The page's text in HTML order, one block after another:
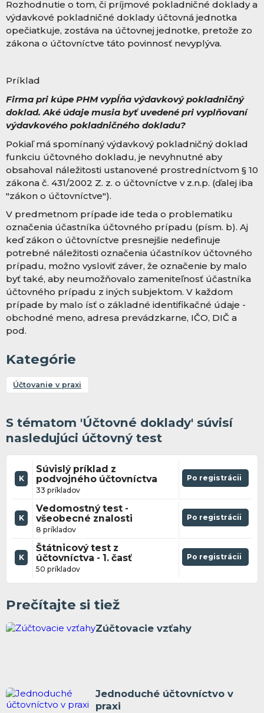
Rozhodnutie o tom, či príjmové pokladničné doklady a
výdavkové pokladničné doklady účtovná jednotka
opečiatkuje, zostáva na účtovnej jednotke, pretože zo
zákona o účtovníctve táto povinnosť nevyplýva.
Príklad
Firma pri kúpe PHM vypĺňa výdavkový pokladničný
doklad. Aké údaje musia byť uvedené pri vyplňovaní
výdavkového pokladničného dokladu?
Pokiaľ má spomínaný výdavkový pokladničný doklad
funkciu účtovného dokladu, je nevyhnutné aby
obsahoval náležitosti ustanovené prostredníctvom § 10
zákona č. 431/2002 Z. z. o účtovníctve v z.n.p. (ďalej iba
"zákon o účtovníctve").
V predmetnom prípade ide teda o problematiku
označenia účastníka účtovného prípadu (písm. b). Aj
keď zákon o účtovníctve presnejšie nedefinuje
potrebné náležitosti označenia účastníkov účtovného
prípadu, možno vysloviť záver, že označenie by malo
byť také, aby neumožňovalo zameniteľnosť účastníka
účtovného prípadu z iných subjektom. V každom
prípade by malo ísť o základné identifikačné údaje -
obchodné meno, adresa prevádzkarne, IČO, DIČ a
pod.
Kategórie
Účtovanie v praxi
S tématom 'Účtovné doklady' súvisí
nasledujúci účtovný test
K
Súvislý príklad z
podvojného účtovníctva
33 príkladov
Po registrácii
K
Vedomostný test -
všeobecné znalosti
8 príkladov
Po registrácii
K
Štátnicový test z
účtovníctva - 1. časť
50 príkladov
Po registrácii
Prečítajte si tiež
Zúčtovacie vzťahy
Jednoduché účtovníctvo v
praxi